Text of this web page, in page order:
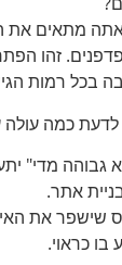
מתאים את
זהו
בכל רמות
כמה עולה
גבוהה מדי"
אתר.
שישפר את
כראוי.